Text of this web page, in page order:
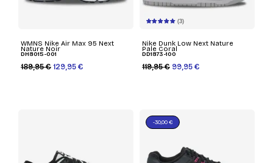
WMNS Nike Air Max 95 Next
Nature Noir
DH8015-001
189,95 € 129,95 €
(3)
Nike Dunk Low Next Nature
Pale Coral
DD1873-100
119,95 € 99,95 €
-30,00 €